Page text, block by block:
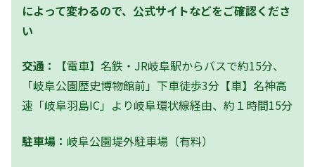
によって変わるので、公式サイトなどをご確認くださ
い
交通：
【電車】名鉄・JR岐阜駅からバスで約15分、
「岐阜公園歴史博物館前」下車徒歩3分【車】名神高
速「岐阜羽島IC」より岐阜環状線経由、約１時間15分
駐車場： 岐阜公園堤外駐車場（有料）